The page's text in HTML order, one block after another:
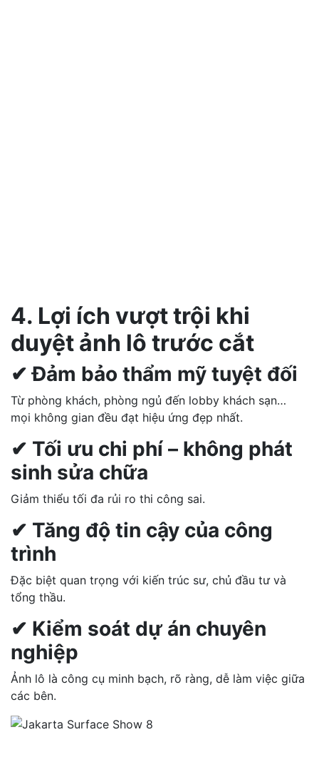
4. Lợi ích vượt trội khi
duyệt ảnh lô trước cắt
✔ Đảm bảo thẩm mỹ tuyệt đối
Từ phòng khách, phòng ngủ đến lobby khách sạn…
mọi không gian đều đạt hiệu ứng đẹp nhất.
✔ Tối ưu chi phí – không phát
sinh sửa chữa
Giảm thiểu tối đa rủi ro thi công sai.
✔ Tăng độ tin cậy của công
trình
Đặc biệt quan trọng với kiến trúc sư, chủ đầu tư và
tổng thầu.
✔ Kiểm soát dự án chuyên
nghiệp
Ảnh lô là công cụ minh bạch, rõ ràng, dễ làm việc giữa
các bên.